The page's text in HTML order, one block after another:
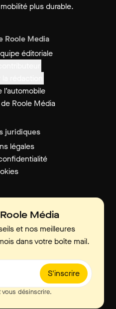
plus durable.
Roole Media
éditoriale
l’automobile
Roole Média
juridiques
légales
Média
et nos meilleures
dans votre boîte mail.
S'inscrire
désinscrire.